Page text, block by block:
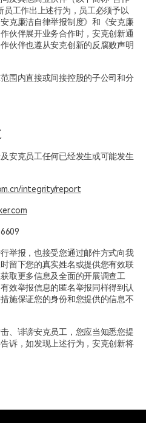
工作出上述行为，员工必须予以
克廉洁自律举报制度》和《安克廉
伙伴展开业务合作时，安克创新通
伙伴也遵从安克创新的反腐败声明
围内直接或间接控股的子公司和分
安克员工任何已经发生或可能发生
integrity/report
举报，也接受您通过邮件方式向我
留下您的真实姓名或提供您有效联
取更多信息及全面的开展调查工
效举报信息的匿名举报同样得到认
施保证您的身份和您提供的信息不
、诽谤安克员工，您应当知悉您提
诉，如发现上述行为，安克创新将